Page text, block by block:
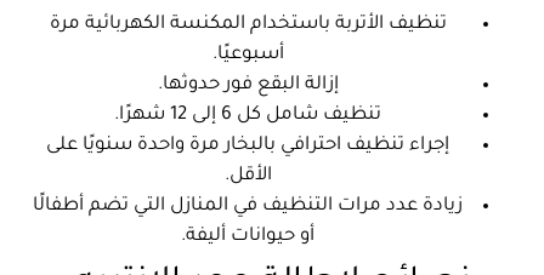
تنظيف الأتربة باستخدام المكنسة الكهربائية مرة
أسبوعيًا.
إزالة البقع فور حدوثها.
تنظيف شامل كل 6 إلى 12 شهرًا.
إجراء تنظيف احترافي بالبخار مرة واحدة سنويًا على
الأقل.
زيادة عدد مرات التنظيف في المنازل التي تضم أطفالًا
أو حيوانات أليفة.